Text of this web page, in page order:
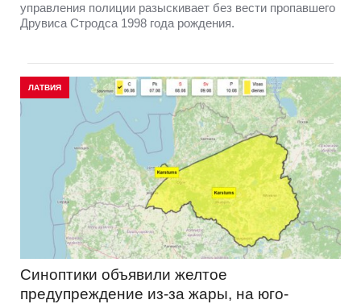
управления полиции разыскивает без вести пропавшего
Друвиса Стродса 1998 года рождения.
ЛАТВИЯ
Синоптики объявили желтое
предупреждение из-за жары, на юго-